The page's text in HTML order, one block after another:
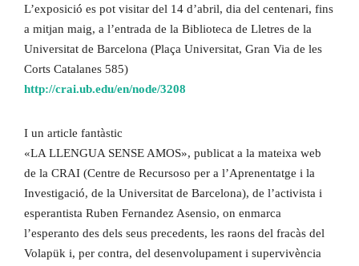
L’exposició es pot visitar del 14 d’abril, dia del centenari, fins
a mitjan maig, a l’entrada de la Biblioteca de Lletres de la
Universitat de Barcelona (Plaça Universitat, Gran Via de les
Corts Catalanes 585)
http://crai.ub.edu/en/node/3208
I un article fantàstic
«LA LLENGUA SENSE AMOS», publicat a la mateixa web
de la CRAI (Centre de Recursoso per a l’Aprenentatge i la
Investigació, de la Universitat de Barcelona), de l’activista i
esperantista Ruben Fernandez Asensio, on enmarca
l’esperanto des dels seus precedents, les raons del fracàs del
Volapük i, per contra, del desenvolupament i supervivència